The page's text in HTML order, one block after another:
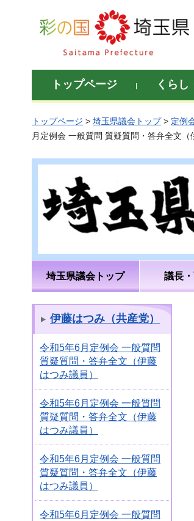
彩の国 埼玉県
トップページ くらし
トップページ > 埼玉県議会トップ> 定例
月定例会 一般質問 質疑質問・答弁全文（
埼玉県議会トップ 議長
伊藤はつみ（共産党）
令和5年6月定例会 一般質問
質疑質問・答弁全文（伊藤
はつみ議員）
令和5年6月定例会 一般質問
質疑質問・答弁全文（伊藤
はつみ議員）
令和5年6月定例会 一般質問
質疑質問・答弁全文（伊藤
はつみ議員）
令和5年6月定例会 一般質問